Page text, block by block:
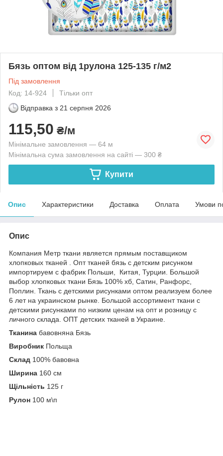
Бязь оптом від 1рулона 125-135 г/м2
Під замовлення
Код: 14-924
Тільки опт
Відправка з 21 серпня 2026
115,50 ₴/м
Мінімальне замовлення — 64 м
Мінімальна сума замовлення на сайті — 300 ₴
Купити
Опис Характеристики Доставка Оплата Умови
Опис
Компания Метр ткани является прямым поставщиком
хлопковых тканей . Опт тканей бязь с детским рисунком
импортируем с фабрик Польши, Китая, Турции. Большой
выбор хлопковых ткани Бязь 100% хб, Сатин, Ранфорс,
Поплин. Ткань с детскими рисунками оптом реализуем более
6 лет на украинском рынке. Большой ассортимент ткани с
детскими рисунками по низким ценам на опт и розницу с
личного склада. ОПТ детских тканей в Украине.
Тканина бавовняна Бязь
Виробник Польща
Склад 100% бавовна
Ширина 160 см
Щільність 125 г
Рулон 100 м\п